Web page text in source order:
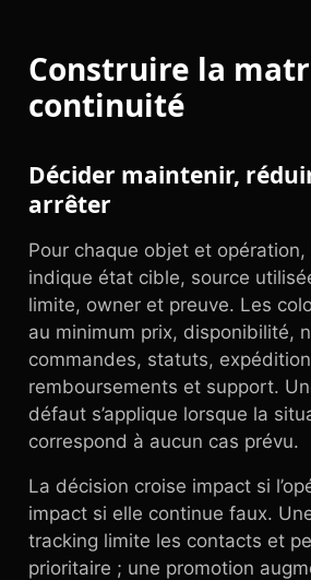
Construire la
continuité
Décider maintenir,
arrêter
Pour chaque objet et opération,
indique état cible, source
limite, owner et preuve. Les
au minimum prix, disponibilité,
commandes, statuts,
remboursements et support.
défaut s’applique lorsque la
correspond à aucun cas prévu.
La décision croise impact si
impact si elle continue faux.
tracking limite les contacts et
prioritaire ; une promotion